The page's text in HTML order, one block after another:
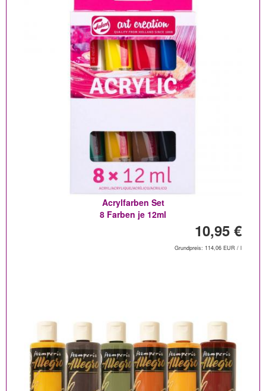
Acrylfarben Set
8 Farben je 12ml
10,95 €
Grundpreis: 114,06 EUR / l